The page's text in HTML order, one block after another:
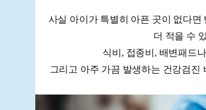
사실 아이가 특별히 아픈 곳이 없다
더 적을 수
식비, 접종비, 배변패드
그리고 아주 가끔 발생하는 건강검진